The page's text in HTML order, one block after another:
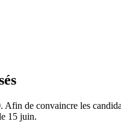
de convaincre les
15 juin.